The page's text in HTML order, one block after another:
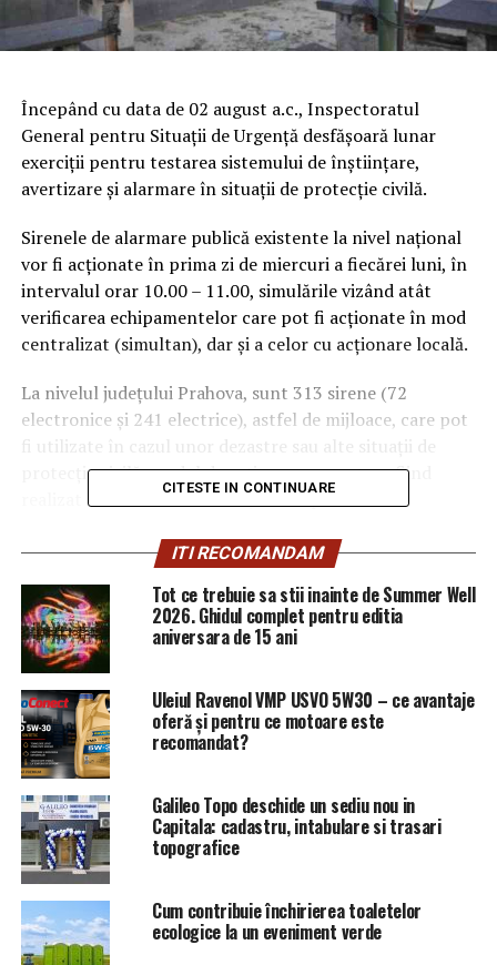
Începând cu data de 02 august a.c., Inspectoratul
General pentru Situaţii de Urgenţă desfăşoară lunar
exerciţii pentru testarea sistemului de înştiinţare,
avertizare şi alarmare în situaţii de protecţie civilă.
Sirenele de alarmare publică existente la nivel naţional
vor fi acţionate în prima zi de miercuri a fiecărei luni, în
intervalul orar 10.00 – 11.00, simulările vizând atât
verificarea echipamentelor care pot fi acţionate în mod
centralizat (simultan), dar şi a celor cu acţionare locală.
La nivelul judeţului Prahova, sunt 313 sirene (72
electronice şi 241 electrice), astfel de mijloace, care pot
fi utilizate în cazul unor dezastre sau alte situaţii de
protecţie civilă, modul de acţionare a acestora fiind
realizat local sau centralizat, din dispecerate.
Responsabilitatea menţinerii în stare de operativitate a
sistemului de înştiinţare – alarmare revine autorităţilor
publice locale, iar reprezentanţii inspectoratului
derulează, periodic, acţiuni de verificare în teren.
Prin modul de acţionare al mijloacelor tehnice de
alarmare există posibilitatea de a crea disconfort în
spaţiul public, motiv pentru care asigurăm cetăţenii că
astfel de exerciţii periodice sunt necesare şi benefice.
Recomandăm cetăţenilor să rămână calmi şi să
urmărească informările transmise de către
inspectoratul pentru situaţii de urgenţă şi
administraţiile publice locale.
Obiectivele acestui demers vizează pregătirea continuă a
autorităţilor administraţiei publice locale, pregătirea
CITESTE IN CONTINUARE
ITI RECOMANDAM
Tot ce trebuie sa stii inainte de Summer Well
2026. Ghidul complet pentru editia
aniversara de 15 ani
Uleiul Ravenol VMP USVO 5W30 – ce avantaje
oferă și pentru ce motoare este
recomandat?
Galileo Topo deschide un sediu nou in
Capitala: cadastru, intabulare si trasari
topografice
Cum contribuie închirierea toaletelor
ecologice la un eveniment verde